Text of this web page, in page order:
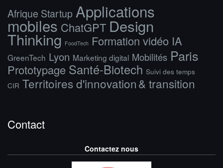
Afrique Startup Applications
mobiles ChatGPT Design
Thinking FoodTech Formation vidéo IA
GreenTech Lyon Marketing digital Mobilités Paris
Prototypage Santé-Biotech Suivi des temps
CIR Territoires d'innovation & transition
Contact
Contactez nous